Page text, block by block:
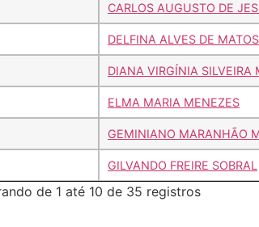
CARLOS AUGUSTO DE
DELFINA ALVES DE MATOS
DIANA VIRGÍNIA SILVEIRA
ELMA MARIA MENEZES
GEMINIANO MARANHÃO
GILVANDO FREIRE SOBRAL
de 1 até 10 de 35 registros